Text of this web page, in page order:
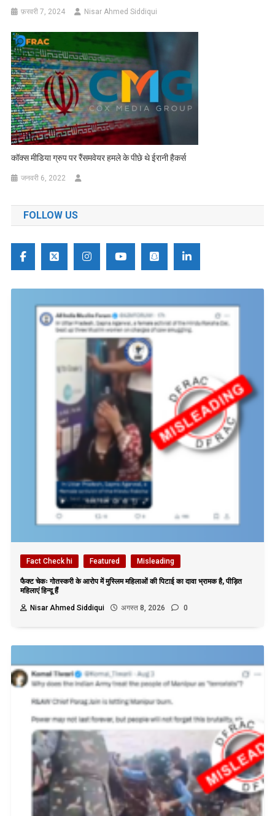
फ़रवरी 7, 2024 Nisar Ahmed Siddiqui
कॉक्स मीडिया ग्रुप पर रैंसमवेयर हमले के पीछे थे ईरानी हैकर्स
जनवरी 6, 2022
FOLLOW US
Fact Check hi Featured Misleading
फैक्ट चेकः गोतस्करी के आरोप में मुस्लिम महिलाओं की पिटाई का दावा भ्रामक है, पीड़ित
महिलाएं हिन्दू हैं
Nisar Ahmed Siddiqui
अगस्त 8, 2026 0